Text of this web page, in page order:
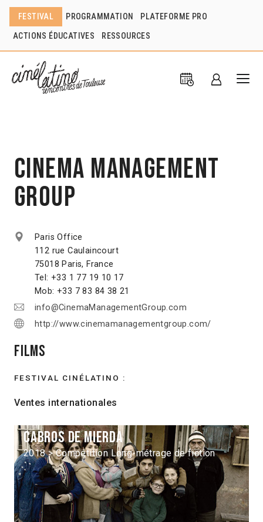
FESTIVAL PROGRAMMATION PLATEFORME PRO
ACTIONS ÉDUCATIVES RESSOURCES
Cinema Management
Group
Paris Office
112 rue Caulaincourt
75018 Paris, France
Tel: +33 1 77 19 10 17
Mob: +33 7 83 84 38 21
info@CinemaManagementGroup.com
http://www.cinemamanagementgroup.com/
Films
FESTIVAL CINÉLATINO :
Ventes internationales
Cabros de mierda
2018 > Compétition Long-métrage de fiction